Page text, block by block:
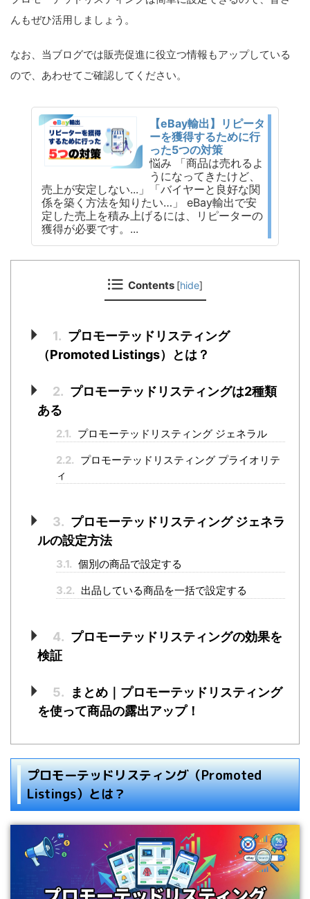
んもぜひ活用しましょう。
なお、当ブログでは販売促進に役立つ情報もアップしている
ので、あわせてご確認してください。
【eBay輸出】リピータ
ーを獲得するために行
った5つの対策
悩み 「商品は売れるよ
うになってきたけど、
売上が安定しない...」「バイヤーと良好な関
係を築く方法を知りたい…」 eBay輸出で安
定した売上を積み上げるには、リピーターの
獲得が必要です。...
Contents [hide]
1. プロモーテッドリスティング
（Promoted Listings）とは？
2. プロモーテッドリスティングは2種類
ある
2.1. プロモーテッドリスティング ジェネラル
2.2. プロモーテッドリスティング プライオリテ
ィ
3. プロモーテッドリスティング ジェネラ
ルの設定方法
3.1. 個別の商品で設定する
3.2. 出品している商品を一括で設定する
4. プロモーテッドリスティングの効果を
検証
5.
まとめ｜プロモーテッドリスティング
を使って商品の露出アップ！
プロモーテッドリスティング（Promoted
Listings）とは？